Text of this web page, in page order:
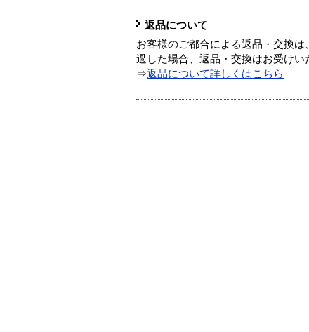
返品について
お客様のご都合による返品・交換
過した場合、返品・交換はお受けい
⇒返品について詳しくはこちら